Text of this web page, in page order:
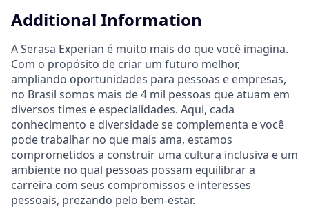
Additional Information
A Serasa Experian é muito mais do que você imagina.
Com o propósito de criar um futuro melhor,
ampliando oportunidades para pessoas e empresas,
no Brasil somos mais de 4 mil pessoas que atuam em
diversos times e especialidades. Aqui, cada
conhecimento e diversidade se complementa e você
pode trabalhar no que mais ama, estamos
comprometidos a construir uma cultura inclusiva e um
ambiente no qual pessoas possam equilibrar a
carreira com seus compromissos e interesses
pessoais, prezando pelo bem-estar.